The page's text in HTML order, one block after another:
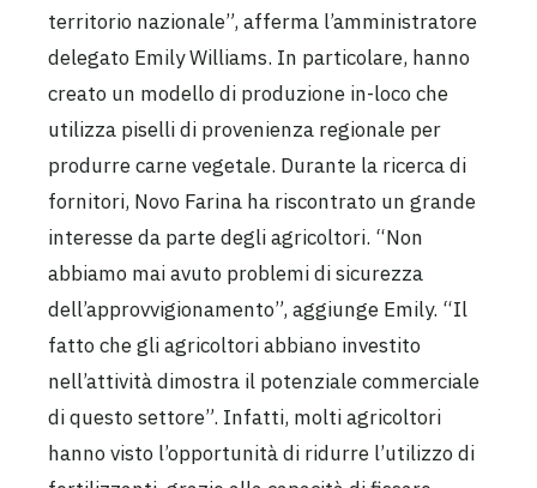
territorio nazionale”, afferma l’amministratore
delegato Emily Williams. In particolare, hanno
creato un modello di produzione in-loco che
utilizza piselli di provenienza regionale per
produrre carne vegetale. Durante la ricerca di
fornitori, Novo Farina ha riscontrato un grande
interesse da parte degli agricoltori. “Non
abbiamo mai avuto problemi di sicurezza
dell’approvvigionamento”, aggiunge Emily. “Il
fatto che gli agricoltori abbiano investito
nell’attività dimostra il potenziale commerciale
di questo settore”. Infatti, molti agricoltori
hanno visto l’opportunità di ridurre l’utilizzo di